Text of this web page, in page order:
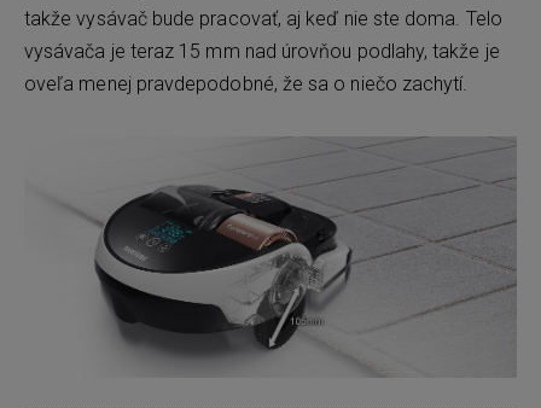
takže vysávač bude pracovať, aj keď nie ste doma. Telo
vysávača je teraz 15 mm nad úrovňou podlahy, takže je
oveľa menej pravdepodobné, že sa o niečo zachytí.